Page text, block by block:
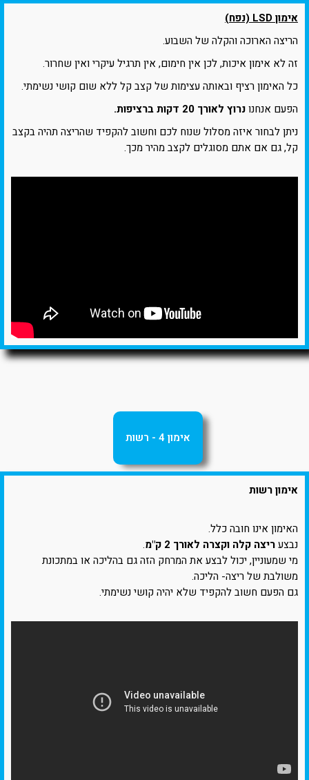
אימון LSD (נפח)
הריצה הארוכה והקלה של השבוע.
זה לא אימון איכות, לכן אין חימום, אין תרגיל עיקרי ואין שחרור.
כל האימון רציף ובאותה עצימות של קצב קל ללא שום קושי נשימתי.
הפעם אנחנונרוץ לאורך 20 דקות ברציפות.
ניתן לבחור איזה מסלול שנוח לכם וחשוב להקפיד שהריצה תהיה בקצב
קל, גם אם אתם מסוגלים לקצב מהיר מכך.
אימון 4 - רשות
אימון רשות
האימון אינו חובה כלל.
נבצעריצה קלה וקצרה לאורך 2 ק"מ
.
מי שמעוניין, יכול לבצע את המרחק הזה גם בהליכה או במתכונת
משולבת של ריצה- הליכה.
גם הפעם חשוב להקפיד שלא יהיה קושי נשימתי.